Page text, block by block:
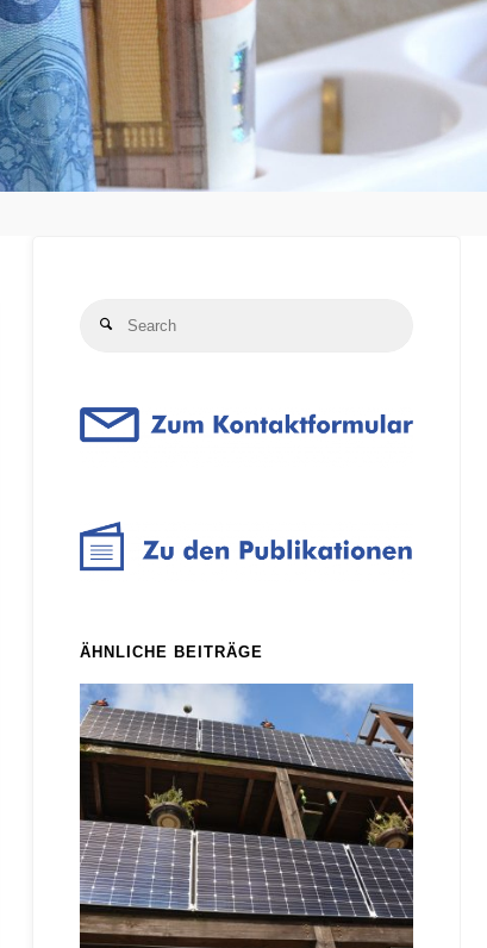
Search
ÄHNLICHE BEITRÄGE